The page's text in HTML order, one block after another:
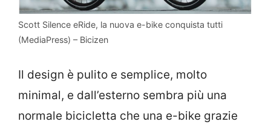
Scott Silence eRide, la nuova e-bike conquista tutti
(MediaPress) – Bicizen
Il design è pulito e semplice, molto
minimal, e dall’esterno sembra più una
normale bicicletta che una e-bike grazie